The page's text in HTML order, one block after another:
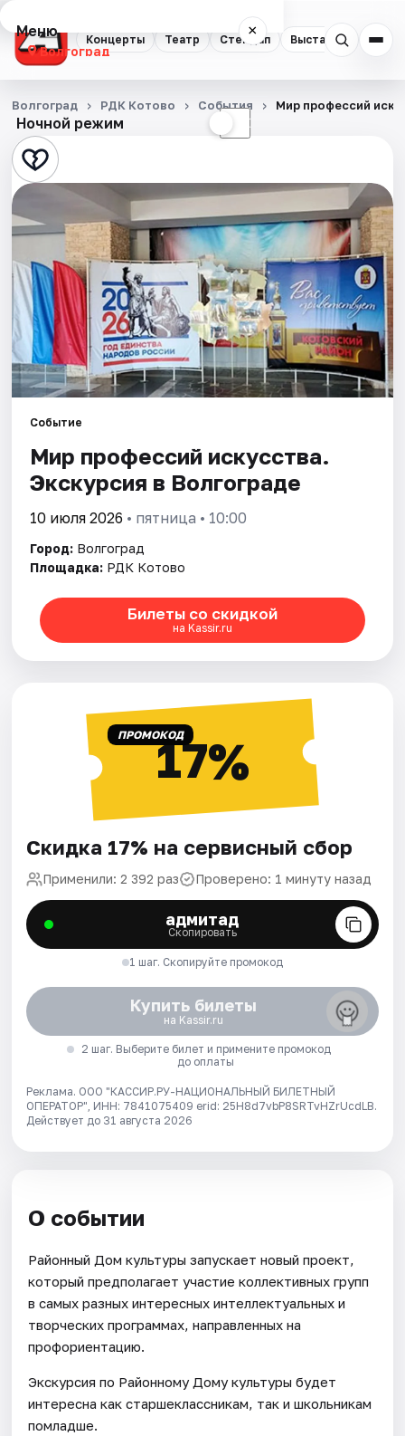
Концерты Театр Стендап Выставки
Меню ×
Волгоград
Концерты
Театр
Стендап
Выставки
Квесты
Экскурсии
Спорт
События
Города
Площадки
Рейтинги
Ночной режим ☾
Волгоград РДК Котово События Мир профессий
Событие
Мир профессий искусства.
Экскурсия в Волгограде
10 июля 2026 • пятница • 10:00
Город: Волгоград
Площадка: РДК Котово
Билеты со скидкой
на Kassir.ru
ПРОМОКОД17%
Скидка 17% на сервисный сбор
Применили: 2 392 раз Проверено: 1 минуту назад
адмитад
Скопировать
1 шаг. Скопируйте промокод
Купить билеты
на Kassir.ru
2 шаг. Выберите билет и примените промокод
до оплаты
Реклама. ООО "КАССИР.РУ-НАЦИОНАЛЬНЫЙ БИЛЕТНЫЙ
ОПЕРАТОР", ИНН: 7841075409 erid: 25H8d7vbP8SRTvHZrUcdLB.
Действует до 31 августа 2026
О событии
Районный Дом культуры запускает новый проект,
который предполагает участие коллективных групп
в самых разных интересных интеллектуальных и
творческих программах, направленных на
профориентацию.
Экскурсия по Районному Дому культуры будет
интересна как старшеклассникам, так и школьникам
помладше.